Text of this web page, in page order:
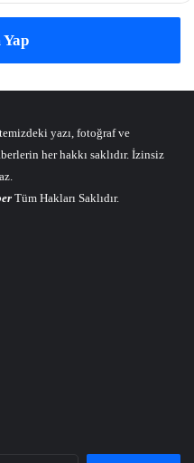
yazı, fotoğraf ve
her hakkı saklıdır. İzinsiz
Tüm Hakları Saklıdır.